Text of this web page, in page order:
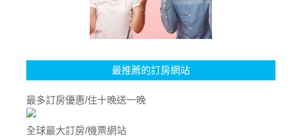
最推薦的訂房網站
最多訂房優惠/住十晚送一晚
全球最大訂房/機票網站